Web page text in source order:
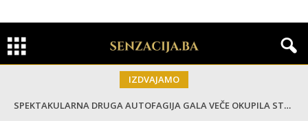
IZDVAJAMO
SPEKTAKULARNA DRUGA AUTOFAGIJA GALA VEČE OKUPILA STOTINE GOSTIJU: Večer inspiracije, priznanja i zdravog načina života